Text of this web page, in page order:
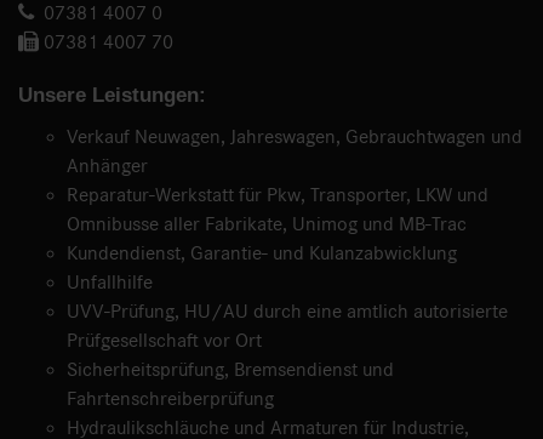
07381 4007 0
07381 4007 70
Unsere Leistungen:
Verkauf Neuwagen, Jahreswagen, Gebrauchtwagen und
Anhänger
Reparatur-Werkstatt für Pkw, Transporter, LKW und
Omnibusse aller Fabrikate, Unimog und MB-Trac
Kundendienst, Garantie- und Kulanzabwicklung
Unfallhilfe
UVV-Prüfung, HU/AU durch eine amtlich autorisierte
Prüfgesellschaft vor Ort
Sicherheitsprüfung, Bremsendienst und
Fahrtenschreiberprüfung
Hydraulikschläuche und Armaturen für Industrie,